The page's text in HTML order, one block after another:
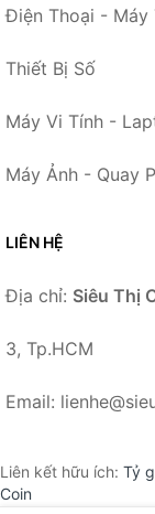
Điện Thoại - Máy
Thiết Bị Số
Máy Vi Tính -
Máy Ảnh - Quay
LIÊN HỆ
Địa chỉ: Siêu Thị
3, Tp.HCM
Email:
Liên kết hữu ích: Tỷ
Coin